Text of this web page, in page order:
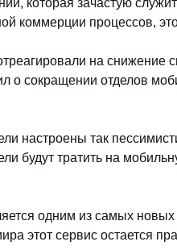
которая зачастую
коммерции процессов,
на снижение
о сокращении отделов
настроены так
будут тратить на
одним из самых
этот сервис остается